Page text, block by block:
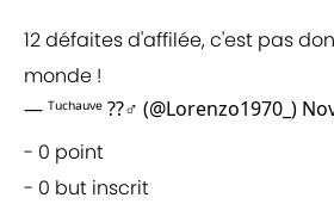
12 défaites d'affilée, c'est pas
monde !
— ᵀᵘᶜʰᵃᵘᵛᵉ ??‍♂️ (@Lorenzo1970_)
- 0 point
- 0 but inscrit